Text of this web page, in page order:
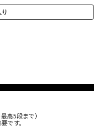
高5段まで）
です。